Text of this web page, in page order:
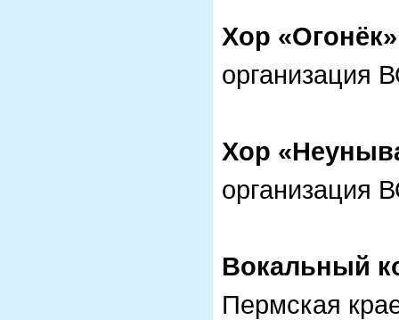
Хор «Огонёк»
организация
Хор
организация
Вокальный
Пермская